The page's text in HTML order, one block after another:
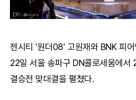
젠시티 '원더08' 고원재와 BNK 피어
22일 서울 송파구 DN콜로세움에서
결승전 맞대결을 펼쳤다.